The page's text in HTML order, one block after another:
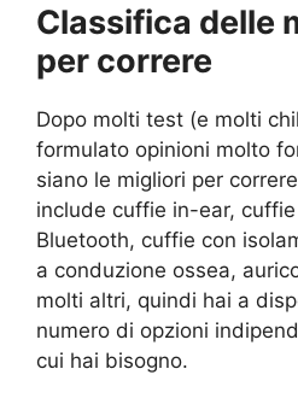
Classifica delle
per correre
Dopo molti test (e molti
formulato opinioni molto
siano le migliori per
include cuffie in-ear,
Bluetooth, cuffie con
a conduzione ossea,
molti altri, quindi hai a
numero di opzioni
cui hai bisogno.